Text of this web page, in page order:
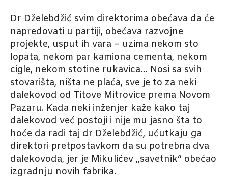
Dr Dželebdžić svim direktorima obećava da će
napredovati u partiji, obećava razvojne
projekte, usput ih vara – uzima nekom sto
lopata, nekom par kamiona cementa, nekom
cigle, nekom stotine rukavica… Nosi sa svih
stovarišta, ništa ne plaća, sve je to za neki
dalekovod od Titove Mitrovice prema Novom
Pazaru. Kada neki inženjer kaže kako taj
dalekovod već postoji i nije mu jasno šta to
hoće da radi taj dr Dželebdžić, ućutkaju ga
direktori pretpostavkom da su potrebna dva
dalekovoda, jer je Mikulićev „savetnik“ obećao
izgradnju novih fabrika.